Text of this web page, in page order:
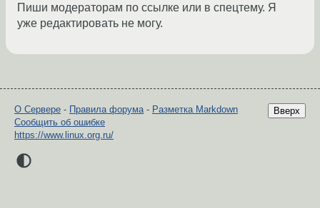
Пиши модераторам по ссылке или в спецтему. Я
уже редактировать не могу.
Вверх
О Сервере - Правила форума- Разметка Markdown
Сообщить об ошибке
https://www.linux.org.ru/